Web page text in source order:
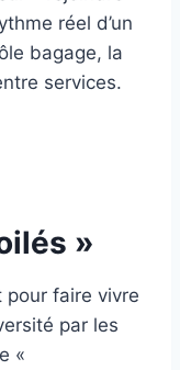
réel d’un
bagage, la
services.
»
pour faire vivre
par les
«